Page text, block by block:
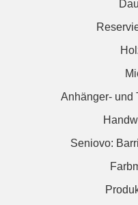
Anhänger- und
Seniovo: